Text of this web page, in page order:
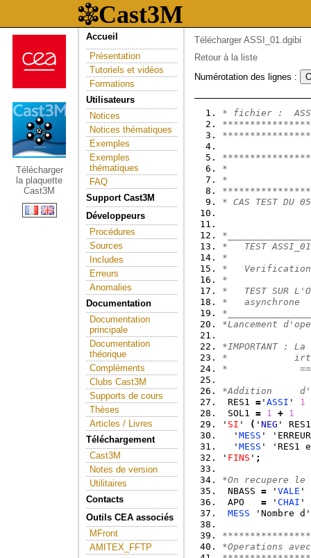
Télécharger
la plaquette
Cast3M
Accueil
Présentation
Tutoriels et vidéos
Formations
Utilisateurs
Notices
Notices thématiques
Exemples
Exemples
thématiques
FAQ
Support Cast3M
Développeurs
Procédures
Sources
Includes
Erreurs
Anomalies
Documentation
Documentation
principale
Documentation
théorique
Compléments
Clubs Cast3M
Supports de cours
Thèses
Articles / Livres
Téléchargement
Cast3M
Notes de version
Utilitaires
Contacts
Outils CEA associés
MFront
AMITEX_FFTP
Télécharger ASSI_01.dgibi
Retour à la liste
Numérotation des lignes :
* fichier :
*
*
* CAS TEST DU
*   TEST
*
*
*
*   TEST SUR
*
*Lancement
*IMPORTANT :
*            irt
*             ==>
*Addition     d'
RES1 = ' ASSI ' 1
SOL1 = 1 + 1
' SI ' ( ' NEG '
  '
MESS '
  '
MESS '
' FINS ' ;
*On recupere le
NBASS = ' VALE '
APO = ' CHAI '
MESS 'Nombre d'
*Operations avec